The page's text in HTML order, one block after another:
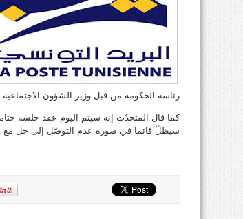
رئاسة الحكومة من قبل وزير الشؤون
كما قال المتحدّث إنه سيتم اليوم عقد جلسة
سيظلّ قائما في صورة عدم التوصّل إلى حل